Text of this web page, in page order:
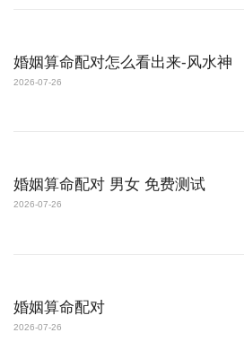
婚姻算命配对怎么看出来-风水神
2026-07-26
婚姻算命配对 男女 免费测试
2026-07-26
婚姻算命配对
2026-07-26